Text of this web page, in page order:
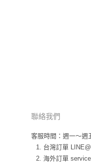
聯絡我們
客服時間：週一～週
台灣訂單
海外訂單